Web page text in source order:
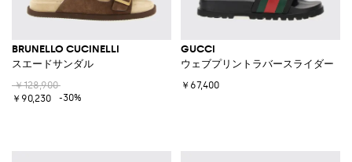
BRUNELLO CUCINELLI
スエードサンダル
￥128,900
￥90,230
-30%
GUCCI
ウェブプリントラバースライダー
￥67,400